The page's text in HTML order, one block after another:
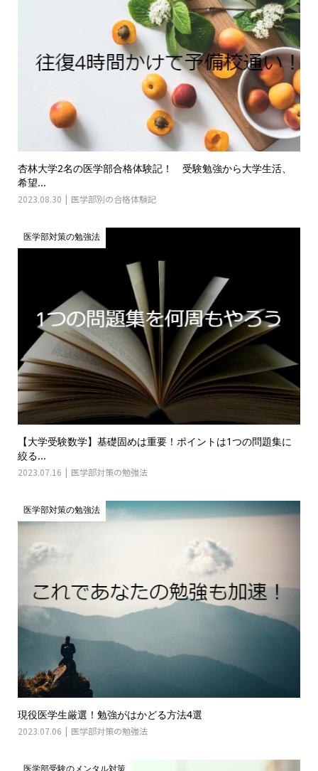
杏林大学2名の医学部合格体験記！ 受験勉強から大学生活、
希望...
2023.08.30 医学部別の合格体験記
医学部対策の勉強法
【大学受験数学】基礎固めは重要！ポイントは1つの問題集に
絞る...
2023.07.16 医学部対策の勉強法
医学部対策の勉強法
現役医学生厳選！勉強がはかどる方法4選
2023.07.06 医学部対策の勉強法
医学部受験のメンタル対策